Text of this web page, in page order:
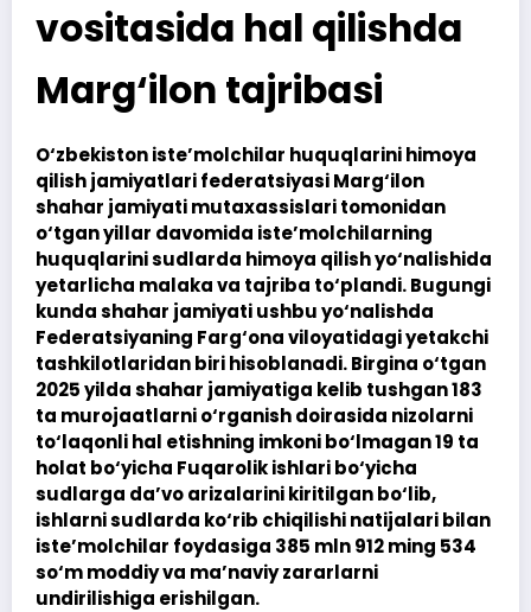
vositasida hal qilishda
Marg‘ilon tajribasi
O‘zbekiston iste’molchilar huquqlarini himoya
qilish jamiyatlari federatsiyasi Marg‘ilon
shahar jamiyati mutaxassislari tomonidan
o‘tgan yillar davomida iste’molchilarning
huquqlarini sudlarda himoya qilish yo‘nalishida
yetarlicha malaka va tajriba to‘plandi. Bugungi
kunda shahar jamiyati ushbu yo‘nalishda
Federatsiyaning Farg‘ona viloyatidagi yetakchi
tashkilotlaridan biri hisoblanadi. Birgina o‘tgan
2025 yilda shahar jamiyatiga kelib tushgan 183
ta murojaatlarni o‘rganish doirasida nizolarni
to‘laqonli hal etishning imkoni bo‘lmagan 19 ta
holat bo‘yicha Fuqarolik ishlari bo‘yicha
sudlarga da’vo arizalarini kiritilgan bo‘lib,
ishlarni sudlarda ko‘rib chiqilishi natijalari bilan
iste’molchilar foydasiga 385 mln 912 ming 534
so‘m moddiy va ma’naviy zararlarni
undirilishiga erishilgan.